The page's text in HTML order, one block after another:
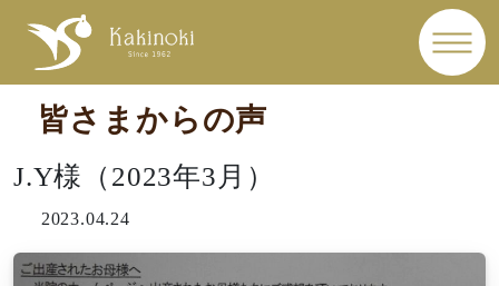
皆さまからの声
J.Y様（2023年3月）
2023.04.24